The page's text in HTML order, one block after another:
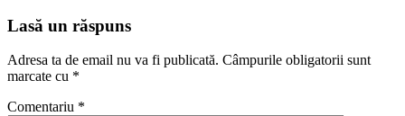
Lasă un răspuns
Adresa ta de email nu va fi publicată. Câmpurile obligatorii sunt
marcate cu *
Comentariu *